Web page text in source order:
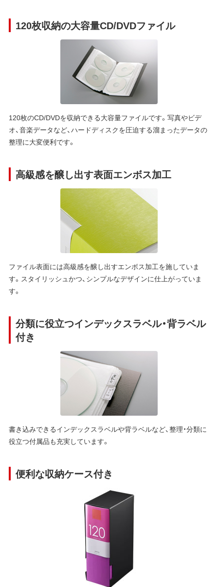
120枚収納の大容量CD/DVDファイル
120枚のCD/DVDを収納できる大容量ファイルです。写真やビデ
オ、音楽データなど、ハードディスクを圧迫する溜まったデータの
整理に大変便利です。
高級感を醸し出す表面エンボス加工
ファイル表面には高級感を醸し出すエンボス加工を施していま
す。スタイリッシュかつ、シンプルなデザインに仕上がっていま
す。
分類に役立つインデックスラベル・背ラベル
付き
書き込みできるインデックスラベルや背ラベルなど、整理・分類に
役立つ付属品も充実しています。
便利な収納ケース付き